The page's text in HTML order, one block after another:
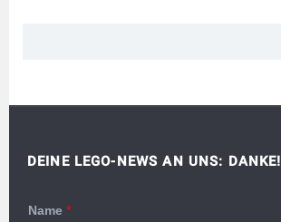
DEINE LEGO-NEWS AN UNS: DANKE!
Name *